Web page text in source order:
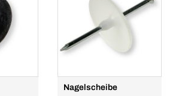
Nagelscheibe